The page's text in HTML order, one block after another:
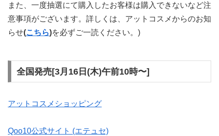
また、一度抽選にて購入したお客様は購入できないなど注
意事項がございます。詳しくは、アットコスメからのお知
らせ(こちら)を必ずご一読ください。)
全国発売[3月16日(木)午前10時〜]
アットコスメショッピング
Qoo10公式サイト (エテュセ)